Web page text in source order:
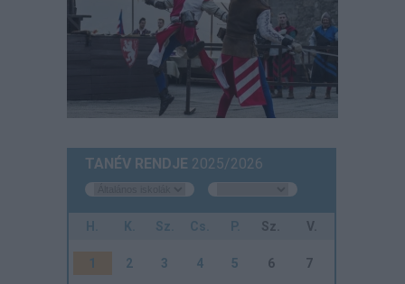
TANÉV RENDJE 2025/2026
H. K. Sz. Cs. P. Sz. V.
1 2 3 4 5 6
7